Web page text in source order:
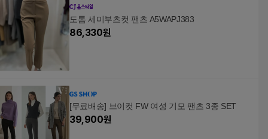
도톰 세미부츠컷 팬츠 A5WAPJ383
86,330원
[무료배송] 브이컷 FW 여성 기모 팬츠 3종 SET
39,900원